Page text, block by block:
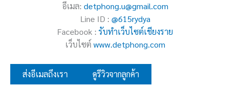
อีเมล: detphong.u@gmail.com
Line ID : @615rydya
Facebook : รับทำเว็บไซต์เชียงราย
เว็บไซต์ www.detphong.com
ส่งอีเมลถึงเรา ดูรีวิวจากลูกค้า